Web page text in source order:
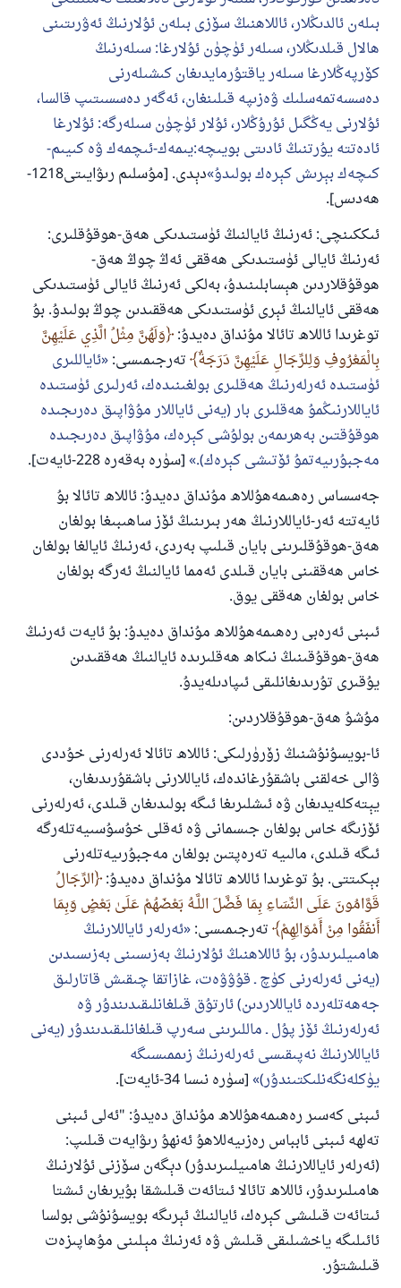
بىلەن ئالدىڭلار، ئاللاھنىڭ سۆزى بىلەن ئۇلارنىڭ ئەۋرىتىنى
ھالال قىلدىڭلار، سىلەر ئۈچۈن ئۇلارغا: سىلەرنىڭ
كۆرپەڭلارغا سىلەر ياقتۇرمايدىغان كىشىلەرنى
دەسسەتمەسلىك ۋەزىپە قىلىنغان، ئەگەر دەسسىتىپ قالسا،
ئۇلارنى يەڭگىل ئۇرۇڭلار، ئۇلار ئۈچۈن سىلەرگە: ئۇلارغا
ئادەتتە يۇرتنىڭ ئادىتى بويىچە:يىمەك-ئىچمەك ۋە كىيىم-
كىچەك بېرىش كېرەك بولىدۇ
دېدى. [مۇسلىم رىۋايىتى1218-
ھەدىس].
ئىككىنچى: ئەرنىڭ ئايالنىڭ ئۈستىدىكى ھەق-ھوقۇقلىرى:
ئەرنىڭ ئايالى ئۈستىدىكى ھەققى ئەڭ چوڭ ھەق-
ھوقۇقلاردىن ھېسابلىنىدۇ، بەلكى ئەرنىڭ ئايالى ئۈستىدىكى
ھەققى ئايالنىڭ ئېرى ئۈستىدىكى ھەققىدىن چوڭ بولىدۇ. بۇ
توغرىدا ئاللاھ تائالا مۇنداق دەيدۇ: وَلَهُنَّ مِثْلُ الَّذِي عَلَيْهِنَّ
بِالْمَعْرُوفِ وَلِلرِّجَالِ عَلَيْهِنَّ دَرَجَةٌ تەرجىمىسى: ئاياللىرى
ئۈستىدە ئەرلەرنىڭ ھەقلىرى بولغىنىدەك، ئەرلىرى ئۈستىدە
ئاياللارنىڭمۇ ھەقلىرى بار (يەنى ئاياللار مۇۋاپىق دەرىجىدە
ھوقۇقتىن بەھرىمەن بولۇشى كېرەك، مۇۋاپىق دەرىجىدە
مەجبۇرىيەتمۇ ئۆتىشى كېرەك). [سۈرە بەقەرە 228-ئايەت].
جەسساس رەھىمەھۇللاھ مۇنداق دەيدۇ: ئاللاھ تائالا بۇ
ئايەتتە ئەر-ئاياللارنىڭ ھەر بىرىنىڭ ئۆز ساھىبىغا بولغان
ھەق-ھوقۇقلىرىنى بايان قىلىپ بەردى، ئەرنىڭ ئايالغا بولغان
خاس ھەققىنى بايان قىلدى ئەمما ئايالنىڭ ئەرگە بولغان
خاس بولغان ھەققى يوق.
ئىبنى ئەرەبى رەھىمەھۇللاھ مۇنداق دەيدۇ: بۇ ئايەت ئەرنىڭ
ھەق-ھوقۇقىنىڭ نىكاھ ھەقلىرىدە ئايالنىڭ ھەققىدىن
يۇقىرى تۇرىدىغانلىقى ئىپادىلەيدۇ.
مۇشۇ ھەق-ھوقۇقلاردىن:
ئا-بويسۇنۇشنىڭ زۆرۈرلىكى: ئاللاھ تائالا ئەرلەرنى خۇددى
ۋالى خەلقنى باشقۇرغاندەك، ئاياللارنى باشقۇرىدىغان،
يېتەكلەيدىغان ۋە ئىشلىرىغا ئىگە بولىدىغان قىلدى، ئەرلەرنى
ئۆزىگە خاس بولغان جىسمانى ۋە ئەقلى خۇسۇسىيەتلەرگە
ئىگە قىلدى، مالىيە تەرەپتىن بولغان مەجبۇرىيەتلەرنى
بېكىتتى. بۇ توغرىدا ئاللاھ تائالا مۇنداق دەيدۇ: الرِّجَالُ
قَوَّامُونَ عَلَى النِّسَاءِ بِمَا فَضَّلَ اللَّـهُ بَعْضَهُمْ عَلَىٰ بَعْضٍ وَبِمَا
أَنفَقُوا مِنْ أَمْوَالِهِمْ تەرجىمىسى: ئەرلەر ئاياللارنىڭ
ھامىيلىرىدۇر، بۇ ئاللاھنىڭ ئۇلارنىڭ بەزىسىنى بەزىسىدىن
(يەنى ئەرلەرنى كۈچ ـ قۇۋۋەت، غازاتقا چىقىش قاتارلىق
جەھەتلەردە ئاياللاردىن) ئارتۇق قىلغانلىقىدىندۇر ۋە
ئەرلەرنىڭ ئۆز پۇل ـ ماللىرىنى سەرپ قىلغانلىقىدىندۇر (يەنى
ئاياللارنىڭ نەپىقىسى ئەرلەرنىڭ زىممىسىگە
يۈكلەنگەنلىكتىندۇر) [سۈرە نىسا 34-ئايەت].
ئىبنى كەسىر رەھىمەھۇللاھ مۇنداق دەيدۇ: "ئەلى ئىبنى
تەلھە ئىبنى ئابباس رەزىيەللاھۇ ئەنھۇ رىۋايەت قىلىپ:
(ئەرلەر ئاياللارنىڭ ھامىيلىىرىدۇر) دېگەن سۆزنى ئۇلارنىڭ
ھامىلىرىدۇر، ئاللاھ تائالا ئىتائەت قىلىشقا بۇيرىغان ئىشتا
ئىتائەت قىلىشى كېرەك، ئايالنىڭ ئېرىگە بويسۇنۇشى بولسا
ئائىلىگە ياخشىلىقى قىلىش ۋە ئەرنىڭ مېلىنى مۇھاپىزەت
قىلىشتۇر.
ئۇممەتكە جاۋاپ بېرىشىمىزگە ياردەم قىلىڭ
پەيغەمبەرئەلەيھىسسالام مۇنداق دېگەن:
ياخشىلىققا باشلارپ قويغان كىشى قىلغۇچىغا
ئوخشاش ساۋاپقا ئېرىشىدۇ
مۇسلىم رىۋايەت قىلغان (1893) ھەدىس